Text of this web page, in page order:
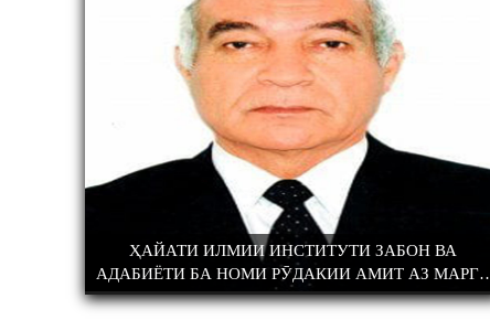
ҲАЙАТИ ИЛМИИ ИНСТИТУТИ ЗАБОН ВА
АДАБИЁТИ БА НОМИ РӮДАКИИ АМИТ АЗ МАРГИ
ХОДИМИ КАЛОНИ ИЛМИИ ШУЪБАИ ТАЪРИХИ